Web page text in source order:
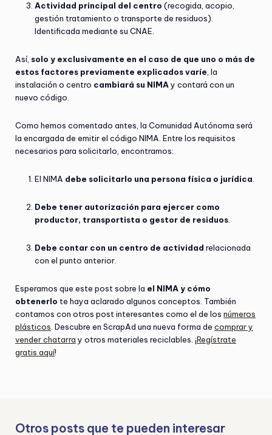
Actividad principal del centro (recogida, acopio,
gestión tratamiento o transporte de residuos).
Identificada mediante su CNAE.
Así, solo y exclusivamente en el caso de que uno o más de
estos factores previamente explicados varíe , la
instalación o centro cambiará su NIMA y contará con un
nuevo código.
Como hemos comentado antes, la Comunidad Autónoma será
la encargada de emitir el código NIMA. Entre los requisitos
necesarios para solicitarlo, encontramos:
El NIMA debe solicitarlo una persona física o jurídica
Debe tener autorización para ejercer como
productor, transportista o gestor de residuos
Debe contar con un centro de actividad relacionada
con el punto anterior.
Esperamos que este post sobre la el NIMA y cómo
obtenerlo te haya aclarado algunos conceptos. También
contamos con otros post interesantes como el de los números
plásticos . Descubre en ScrapAd una nueva forma de comprar y
vender chatarra y otros materiales reciclables. ¡Regístrate
gratis aquí!
Otros posts que te pueden interesar